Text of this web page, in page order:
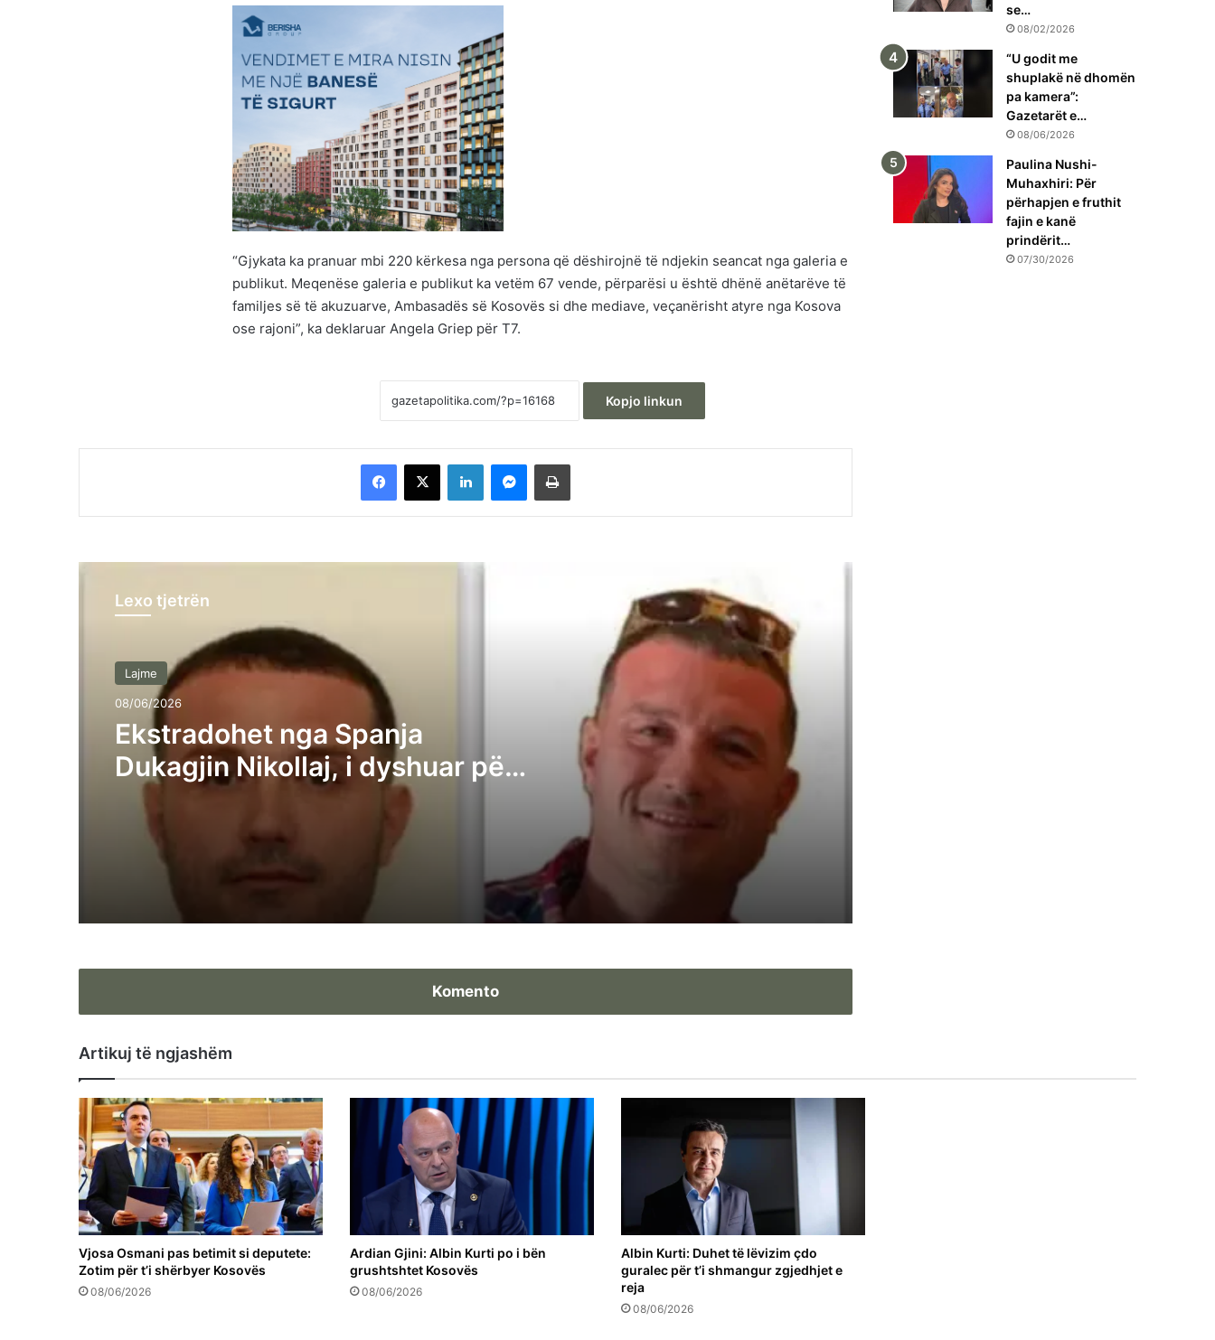
“Gjykata ka pranuar mbi 220 kërkesa nga persona që dëshirojnë të ndjekin seancat nga galeria e
publikut. Meqenëse galeria e publikut ka vetëm 67 vende, përparësi u është dhënë anëtarëve të
familjes së të akuzuarve, Ambasadës së Kosovës si dhe mediave, veçanërisht atyre nga Kosova
ose rajoni”, ka deklaruar Angela Griep për T7.
Kopjo linkun
Facebook
X LinkedInMessengerPrintoje
Lexo tjetrën
Lajme
08/06/2026
Ekstradohet nga Spanja
Dukagjin Nikollaj, i dyshuar për
rastin në “Bon Vivant” – policia
jep detaje
Daut Haradinaj ironizon: Mos lësho pe,
Albin – sa mirë që po e sheh kombi në çfarë
derexhe ke ardhur
“U godit me shuplakë në dhomën pa
kamera”: Gazetarët e Shënjestër ankohen
për sjelljen joprofesionale të policëve
Aktakuzë ndaj 20 personave për krime lufte
në Gjakovë, i përfshirë edhe Milan Radoiçiqi
Rrustem Mustafa: PDK-ja është e gatshme
të luajë rolin vendimtar në ndërtimin e
Komento
se…
08/02/2026
“U godit me
shuplakë në dhomën
pa kamera”:
Gazetarët e…
08/06/2026
Paulina Nushi-
Muhaxhiri: Për
përhapjen e fruthit
fajin e kanë
prindërit…
07/30/2026
Artikuj të ngjashëm
Vjosa Osmani pas betimit si deputete:
Zotim për t’i shërbyer Kosovës
08/06/2026
Ardian Gjini: Albin Kurti po i bën
grushtshtet Kosovës
08/06/2026
Albin Kurti: Duhet të lëvizim çdo
guralec për t’i shmangur zgjedhjet e
reja
08/06/2026